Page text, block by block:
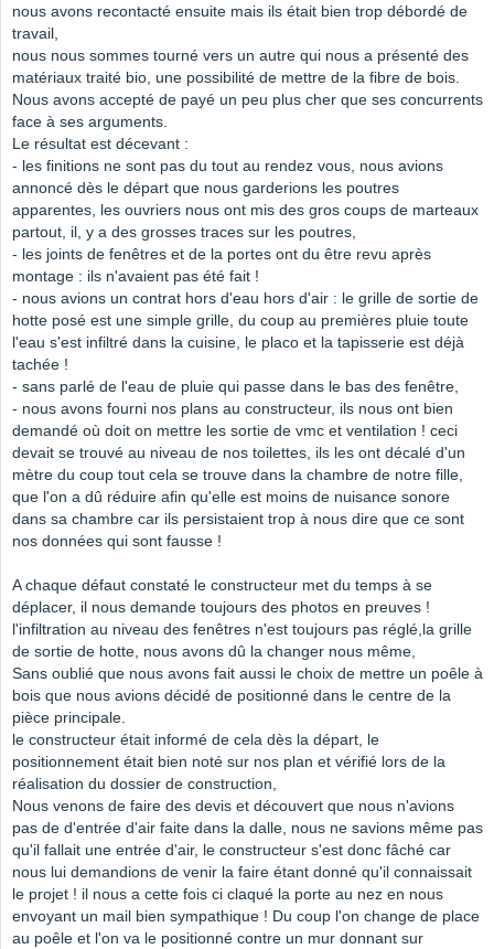
nous avons recontacté ensuite mais ils était bien trop débordé de
travail,
nous nous sommes tourné vers un autre qui nous a présenté des
matériaux traité bio, une possibilité de mettre de la fibre de bois.
Nous avons accepté de payé un peu plus cher que ses concurrents
face à ses arguments.
Le résultat est décevant :
- les finitions ne sont pas du tout au rendez vous, nous avions
annoncé dès le départ que nous garderions les poutres
apparentes, les ouvriers nous ont mis des gros coups de marteaux
partout, il, y a des grosses traces sur les poutres,
- les joints de fenêtres et de la portes ont du être revu après
montage : ils n'avaient pas été fait !
- nous avions un contrat hors d'eau hors d'air : le grille de sortie de
hotte posé est une simple grille, du coup au premières pluie toute
l'eau s'est infiltré dans la cuisine, le placo et la tapisserie est déjà
tachée !
- sans parlé de l'eau de pluie qui passe dans le bas des fenêtre,
- nous avons fourni nos plans au constructeur, ils nous ont bien
demandé où doit on mettre les sortie de vmc et ventilation ! ceci
devait se trouvé au niveau de nos toilettes, ils les ont décalé d'un
mètre du coup tout cela se trouve dans la chambre de notre fille,
que l'on a dû réduire afin qu'elle est moins de nuisance sonore
dans sa chambre car ils persistaient trop à nous dire que ce sont
nos données qui sont fausse !
A chaque défaut constaté le constructeur met du temps à se
déplacer, il nous demande toujours des photos en preuves !
l'infiltration au niveau des fenêtres n'est toujours pas réglé,la grille
de sortie de hotte, nous avons dû la changer nous même,
Sans oublié que nous avons fait aussi le choix de mettre un poêle à
bois que nous avions décidé de positionné dans le centre de la
pièce principale.
le constructeur était informé de cela dès la départ, le
positionnement était bien noté sur nos plan et vérifié lors de la
réalisation du dossier de construction,
Nous venons de faire des devis et découvert que nous n'avions
pas de d'entrée d'air faite dans la dalle, nous ne savions même pas
qu'il fallait une entrée d'air, le constructeur s'est donc fâché car
nous lui demandions de venir la faire étant donné qu'il connaissait
le projet ! il nous a cette fois ci claqué la porte au nez en nous
envoyant un mail bien sympathique ! Du coup l'on change de place
au poêle et l'on va le positionné contre un mur donnant sur